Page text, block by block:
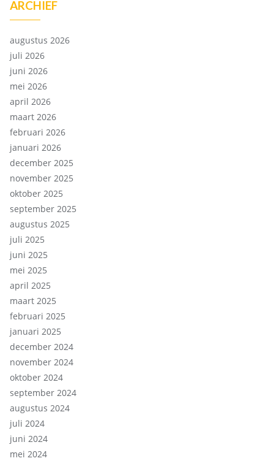
ARCHIEF
augustus 2026
juli 2026
juni 2026
mei 2026
april 2026
maart 2026
februari 2026
januari 2026
december 2025
november 2025
oktober 2025
september 2025
augustus 2025
juli 2025
juni 2025
mei 2025
april 2025
maart 2025
februari 2025
januari 2025
december 2024
november 2024
oktober 2024
september 2024
augustus 2024
juli 2024
juni 2024
mei 2024